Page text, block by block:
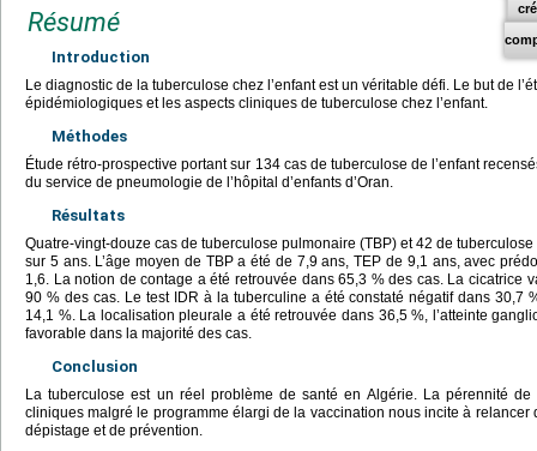
Résumé
Introduction
Le diagnostic de la tuberculose chez l’enfant est un véritable défi. Le but de
épidémiologiques et les aspects cliniques de tuberculose chez l’enfant.
Méthodes
Étude rétro-prospective portant sur 134 cas de tuberculose de l’enfant
du service de pneumologie de l’hôpital d’enfants d’Oran.
Résultats
Quatre-vingt-douze cas de tuberculose pulmonaire (TBP) et 42 de
sur 5 ans. L’âge moyen de TBP a été de 7,9 ans, TEP de 9,1 ans, avec
1,6. La notion de contage a été retrouvée dans 65,3 % des cas. La cicatrice
90 % des cas. Le test IDR à la tuberculine a été constaté négatif dans 30,7
14,1 %. La localisation pleurale a été retrouvée dans 36,5 %, l’atteinte
favorable dans la majorité des cas.
Conclusion
La tuberculose est un réel problème de santé en Algérie. La pérennité
cliniques malgré le programme élargi de la vaccination nous incite à relancer
dépistage et de prévention.